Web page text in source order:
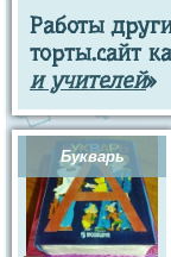
Работы
торты.сайт
и учителей»
Букварь